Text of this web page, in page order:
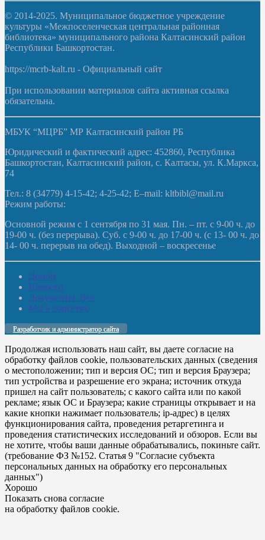
© 2014-2025. Муниципальное бюджетное учреждение
культуры «Межпоселенческая центральная районная
библиотека» муниципального района Калтасинский район
Республики Башкортостан.
https://mcrb-kalt.ru - Официальный сайт
При использовании материалов сайта активная ссылка
обязательна.
МБУК “МЦРБ” МР Калтасинский район РБ
Юридический и фактический адрес: 452860, Республика
Башкортостан, Калтасинский район, с. Калтасы, ул. К.Маркса,
74
Тел.: 8 (34779) 4-15-42; 4-25-42; E–mail: kltbibl@mail.ru
Режим работы:
Основной режим с 1 сентября по 31 мая. Пн. – пт. с 9-00 ч. до
19-00 ч. (без перерыва). Суб. с 9-00 ч. до 17-00 ч. (с 13- 00 ч. до
14- 00 ч. перерыв на обед). Выходной – воскресенье
Домой
Новости
Документы. Все
Мы в соцсетях
Разработчик и администратор сайта
Продолжая использовать наш сайт, вы даете согласие на
обработку файлов cookie, пользовательских данных (сведения
о местоположении; тип и версия ОС; тип и версия Браузера;
тип устройства и разрешение его экрана; источник откуда
пришел на сайт пользователь; с какого сайта или по какой
рекламе; язык ОС и Браузера; какие страницы открывает и на
какие кнопки нажимает пользователь; ip-адрес) в целях
функционирования сайта, проведения ретаргетинга и
проведения статистических исследований и обзоров. Если вы
не хотите, чтобы ваши данные обрабатывались, покиньте сайт.
(требование ФЗ №152. Статья 9 "Согласие субъекта
персональных данных на обработку его персональных
данных")
Хорошо
Показать снова согласие
на обработку файлов cookie.